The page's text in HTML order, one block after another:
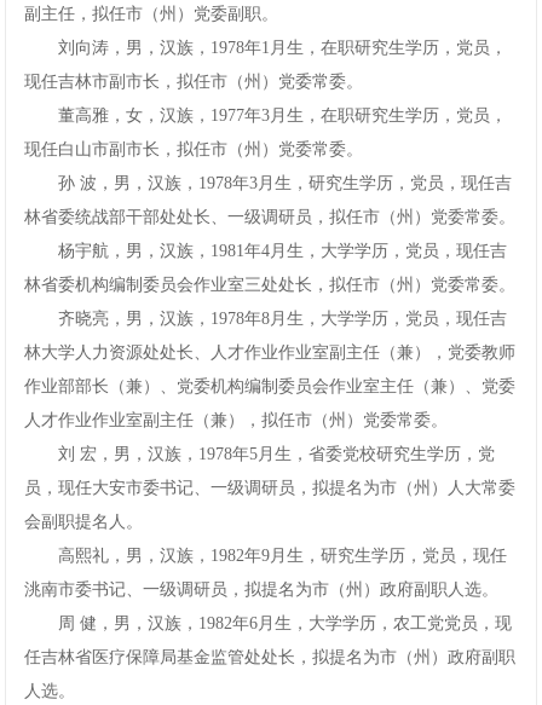
副主任，拟任市（州）党委副职。
刘向涛，男，汉族，1978年1月生，在职研究生学历，党员，
现任吉林市副市长，拟任市（州）党委常委。
董高雅，女，汉族，1977年3月生，在职研究生学历，党员，
现任白山市副市长，拟任市（州）党委常委。
孙波，男，汉族，1978年3月生，研究生学历，党员，现任吉
林省委统战部干部处处长、一级调研员，拟任市（州）党委常委。
杨宇航，男，汉族，1981年4月生，大学学历，党员，现任吉
林省委机构编制委员会作业室三处处长，拟任市（州）党委常委。
齐晓亮，男，汉族，1978年8月生，大学学历，党员，现任吉
林大学人力资源处处长、人才作业作业室副主任（兼），党委教师
作业部部长（兼）、党委机构编制委员会作业室主任（兼）、党委
人才作业作业室副主任（兼），拟任市（州）党委常委。
刘宏，男，汉族，1978年5月生，省委党校研究生学历，党
员，现任大安市委书记、一级调研员，拟提名为市（州）人大常委
会副职提名人。
高熙礼，男，汉族，1982年9月生，研究生学历，党员，现任
洮南市委书记、一级调研员，拟提名为市（州）政府副职人选。
周健，男，汉族，1982年6月生，大学学历，农工党党员，现
任吉林省医疗保障局基金监管处处长，拟提名为市（州）政府副职
人选。